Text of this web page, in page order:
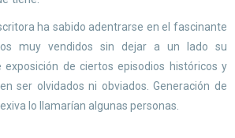
ha sabido adentrarse en el fascinante
muy vendidos sin dejar a un lado su
exposición de ciertos episodios históricos y
ser olvidados ni obviados. Generación de
lo llamarían algunas personas.